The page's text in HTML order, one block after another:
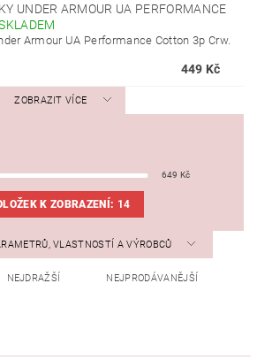
UNDER ARMOUR UA PERFORMANCE
Armour UA Performance Cotton 3p Crw.
449 Kč
ZOBRAZIT VÍCE
649 Kč
K ZOBRAZENÍ: 14
VLASTNOSTÍ A VÝROBCŮ
NEJDRAŽŠÍ NEJPRODÁVANĚJŠÍ